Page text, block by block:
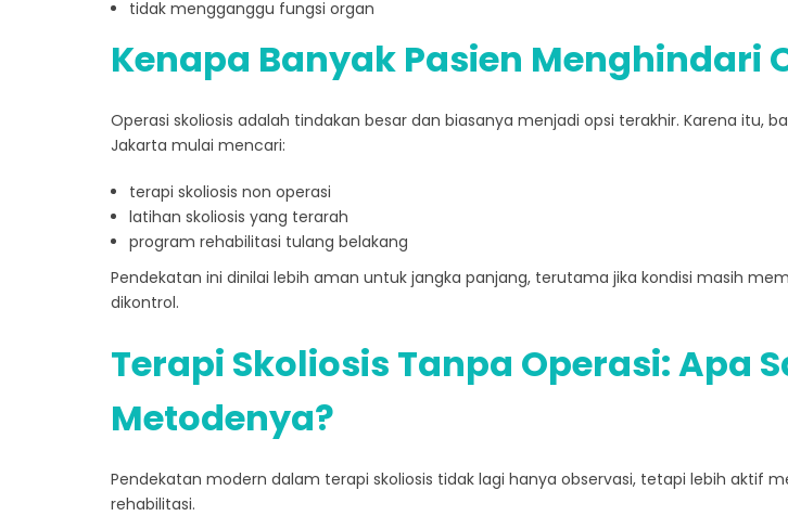
tidak mengganggu fungsi organ
Kenapa Banyak Pasien Menghindari
Operasi skoliosis adalah tindakan besar dan biasanya menjadi opsi terakhir. Karena itu,
Jakarta mulai mencari:
terapi skoliosis non operasi
latihan skoliosis yang terarah
program rehabilitasi tulang belakang
Pendekatan ini dinilai lebih aman untuk jangka panjang, terutama jika kondisi masih
dikontrol.
Terapi Skoliosis Tanpa Operasi: Apa
Metodenya?
Pendekatan modern dalam terapi skoliosis tidak lagi hanya observasi, tetapi lebih aktif
rehabilitasi.